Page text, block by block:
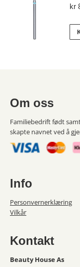
kr
Om oss
Familiebedrift født
skapte navnet ved å
Info
Personvernerklæring
Vilkår
Kontakt
Beauty House As